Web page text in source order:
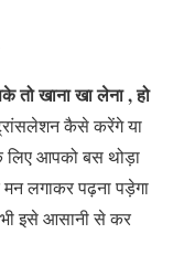
तो खाना खा लेना , हो
कैसे करेंगे या
लिए आपको बस थोड़ा
लगाकर पढ़ना पड़ेगा
इसे आसानी से कर